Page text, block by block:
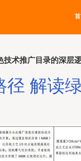
技术推广目录的深层
解读